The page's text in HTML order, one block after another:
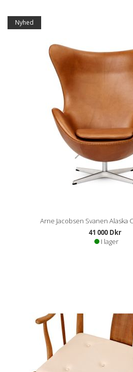
Nyhed
Arne Jacobsen Svanen Alaska
41 000 Dkr
I lager